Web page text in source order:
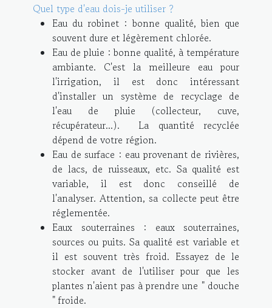
Quel type d'eau dois-je utiliser ?
Eau du robinet : bonne qualité, bien que
souvent dure et légèrement chlorée.
Eau de pluie : bonne qualité, à température
ambiante. C'est la meilleure eau pour
l'irrigation, il est donc intéressant
d'installer un système de recyclage de
l'eau de pluie (collecteur, cuve,
récupérateur...). La quantité recyclée
dépend de votre région.
Eau de surface : eau provenant de rivières,
de lacs, de ruisseaux, etc. Sa qualité est
variable, il est donc conseillé de
l'analyser. Attention, sa collecte peut être
réglementée.
Eaux souterraines : eaux souterraines,
sources ou puits. Sa qualité est variable et
il est souvent très froid. Essayez de le
stocker avant de l'utiliser pour que les
plantes n'aient pas à prendre une " douche
" froide.